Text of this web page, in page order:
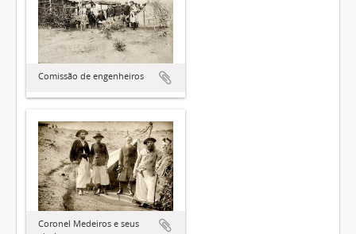
Comissão de engenheiros
Coronel Medeiros e seus